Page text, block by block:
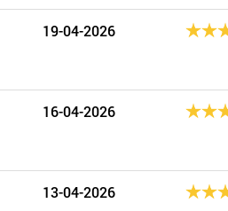
19-04-2026
16-04-2026
13-04-2026